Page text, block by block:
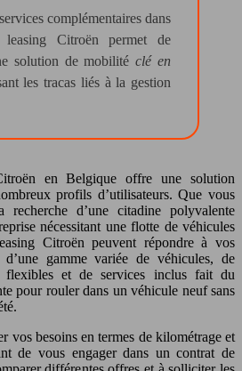
complémentaires dans
Citroën permet de
solution de mobilitéclé en
les tracas liés à la gestion
en Belgique offre une solution
profils d’utilisateurs. Que vous
d’une citadine polyvalente
nécessitant une flotte de véhicules
Citroën peuvent répondre à vos
gamme variée de véhicules, de
flexibles et de services inclus fait du
pour rouler dans un véhicule neuf sans
vos besoins en termes de kilométrage et
de vous engager dans un contrat de